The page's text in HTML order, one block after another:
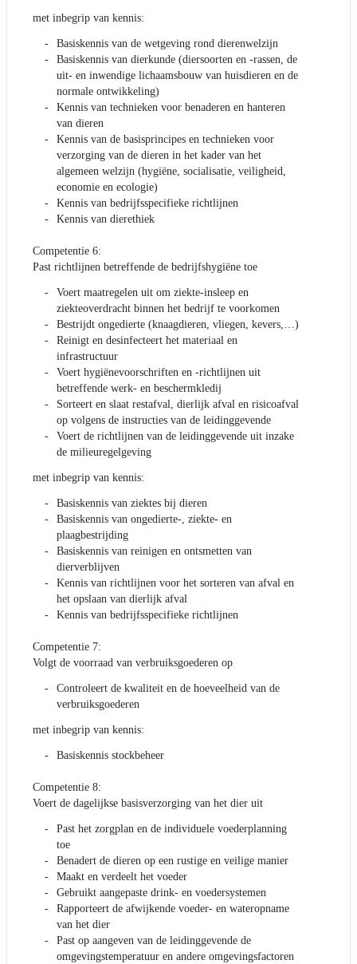
met inbegrip van kennis:
Basiskennis van de wetgeving rond dierenwelzijn
Basiskennis van dierkunde (diersoorten en -rassen, de
uit- en inwendige lichaamsbouw van huisdieren en de
normale ontwikkeling)
Kennis van technieken voor benaderen en hanteren
van dieren
Kennis van de basisprincipes en technieken voor
verzorging van de dieren in het kader van het
algemeen welzijn (hygiëne, socialisatie, veiligheid,
economie en ecologie)
Kennis van bedrijfsspecifieke richtlijnen
Kennis van dierethiek
Competentie 6:
Past richtlijnen betreffende de bedrijfshygiëne toe
Voert maatregelen uit om ziekte-insleep en
ziekteoverdracht binnen het bedrijf te voorkomen
Bestrijdt ongedierte (knaagdieren, vliegen, kevers,…)
Reinigt en desinfecteert het materiaal en
infrastructuur
Voert hygiënevoorschriften en -richtlijnen uit
betreffende werk- en beschermkledij
Sorteert en slaat restafval, dierlijk afval en risicoafval
op volgens de instructies van de leidinggevende
Voert de richtlijnen van de leidinggevende uit inzake
de milieuregelgeving
met inbegrip van kennis:
Basiskennis van ziektes bij dieren
Basiskennis van ongedierte-, ziekte- en
plaagbestrijding
Basiskennis van reinigen en ontsmetten van
dierverblijven
Kennis van richtlijnen voor het sorteren van afval en
het opslaan van dierlijk afval
Kennis van bedrijfsspecifieke richtlijnen
Competentie 7:
Volgt de voorraad van verbruiksgoederen op
Controleert de kwaliteit en de hoeveelheid van de
verbruiksgoederen
met inbegrip van kennis:
Basiskennis stockbeheer
Competentie 8:
Voert de dagelijkse basisverzorging van het dier uit
Past het zorgplan en de individuele voederplanning
toe
Benadert de dieren op een rustige en veilige manier
Maakt en verdeelt het voeder
Gebruikt aangepaste drink- en voedersystemen
Rapporteert de afwijkende voeder- en wateropname
van het dier
Past op aangeven van de leidinggevende de
omgevingstemperatuur en andere omgevingsfactoren